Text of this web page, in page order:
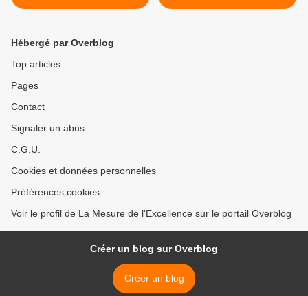
sur le thème de la Santé. >
Hébergé par Overblog
Top articles
Pages
Contact
Signaler un abus
C.G.U.
Cookies et données personnelles
Préférences cookies
Voir le profil de La Mesure de l'Excellence sur le portail Overblog
Créer un blog sur Overblog
Créer un blog